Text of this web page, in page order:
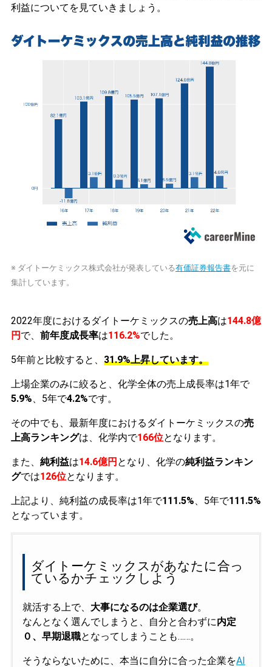
利益についてを見ていきましょう。
※ ダイトーケミックス株式会社が発表している有価証券報告書を元に
集計しています。
2022年度におけるダイトーケミックスの売上高は144.8億
円 で、 前年度成長率は116.2%でした。
5年前と比較すると、 31.9%上昇しています。
上場企業のみに絞ると、化学全体の売上成長率は1年で
5.9%、5年で4.2%です。
その中でも、最新年度におけるダイトーケミックスの売
上高ランキングは、化学内で166位となります。
また、 純利益は14.6億円 となり、化学の純利益ランキン
グでは126位となります。
上記より、純利益の成長率は1年で111.5%、5年で111.5%
となっています。
ダイトーケミックスがあなたに合っ
ているかチェックしよう
就活する上で、 大事になるのは企業選び。
なんとなく選んでしまうと、自分と合わずに内定
０、早期退職となってしまうことも……。
そうならないために、本当に自分に合った企業をAI